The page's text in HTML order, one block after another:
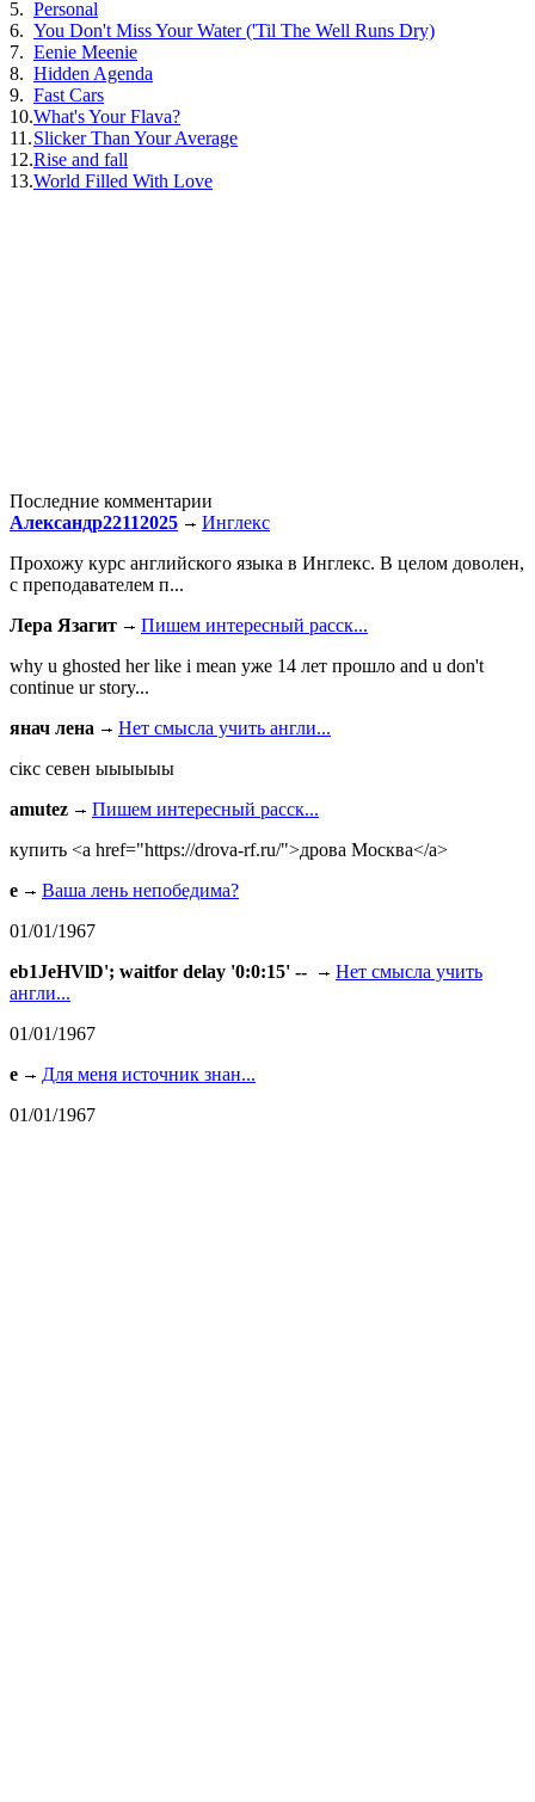
5. Personal
6. You Don't Miss Your Water ('Til The Well Runs Dry)
7. Eenie Meenie
8. Hidden Agenda
9. Fast Cars
10.What's Your Flava?
11.Slicker Than Your Average
12.Rise and fall
13.World Filled With Love
Последние комментарии
Александр22112025
Инглекс
Прохожу курс английского языка в Инглекс. В целом доволен,
с преподавателем п...
Лера Язагит
Пишем интересный расск...
why u ghosted her like i mean уже 14 лет прошло and u don't
continue ur story...
янач лена
Нет смысла учить англи...
сiкс севен ыыыыыы
amutez
Пишем интересный расск...
купить <a href="https://drova-rf.ru/">дрова Москва</a>
e
Ваша лень непобедима?
01/01/1967
eb1JeHVlD'; waitfor delay '0:0:15' --
Нет смысла учить
англи...
01/01/1967
e
Для меня источник знан...
01/01/1967